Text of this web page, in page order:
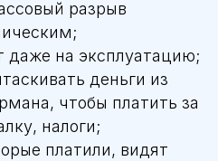
разрыв
даже на эксплуатацию;
деньги из
чтобы платить за
налоги;
платили, видят